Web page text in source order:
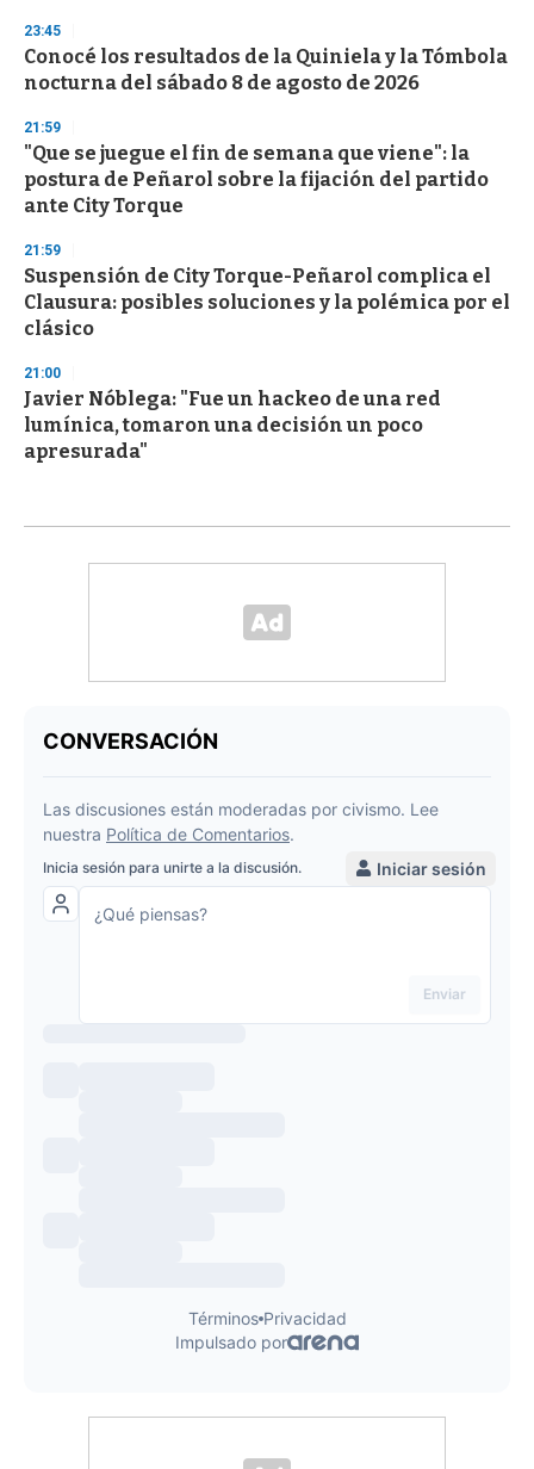
23:45
Conocé los resultados de la Quiniela y la Tómbola
nocturna del sábado 8 de agosto de 2026
21:59
"Que se juegue el fin de semana que viene": la
postura de Peñarol sobre la fijación del partido
ante City Torque
21:59
Suspensión de City Torque-Peñarol complica el
Clausura: posibles soluciones y la polémica por el
clásico
21:00
Javier Nóblega: "Fue un hackeo de una red
lumínica, tomaron una decisión un poco
apresurada"